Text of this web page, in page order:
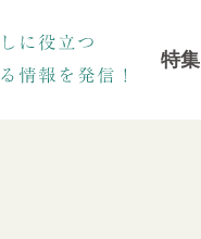
特集